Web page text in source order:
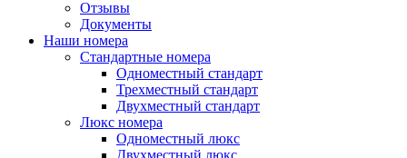
Отзывы
Документы
Наши номера
Стандартные номера
Одноместный стандарт
Трехместный стандарт
Двухместный стандарт
Люкс номера
Одноместный люкс
Двухместный люкс